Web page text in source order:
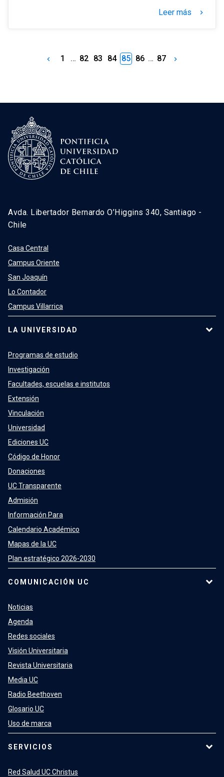
Leer más keyboard_arrow_right
keyboard_arrow_left 1 … 82 83 84 85 86 … 87 keyboard_arrow_right
Avda. Libertador Bernardo O’Higgins 340, Santiago -
Chile
Casa Central
Campus Oriente
San Joaquín
Lo Contador
Campus Villarrica
LA UNIVERSIDAD
Programas de estudio
Investigación
Facultades, escuelas e institutos
Extensión
Vinculación
Universidad
Ediciones UC
Código de Honor
Donaciones
UC Transparente
Admisión
Información Para
Calendario Académico
Mapas de la UC
Plan estratégico 2026-2030
COMUNICACIÓN UC
Noticias
Agenda
Redes sociales
Visión Universitaria
Revista Universitaria
Media UC
Radio Beethoven
Glosario UC
Uso de marca
SERVICIOS
Red Salud UC Christus